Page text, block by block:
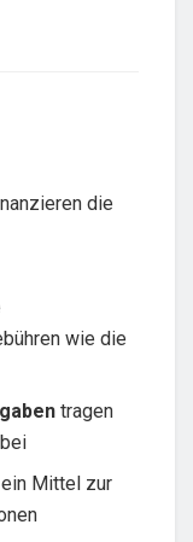
die
wie die
tragen
Mittel zur